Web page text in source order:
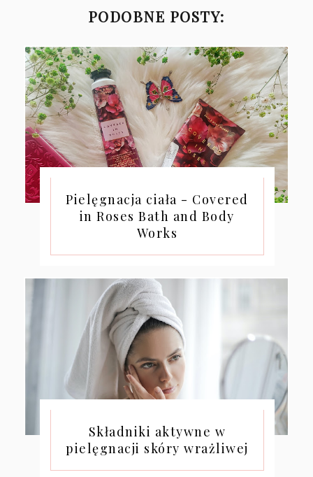
PODOBNE POSTY:
Pielęgnacja ciała - Covered
in Roses Bath and Body
Works
Składniki aktywne w
pielęgnacji skóry wrażliwej